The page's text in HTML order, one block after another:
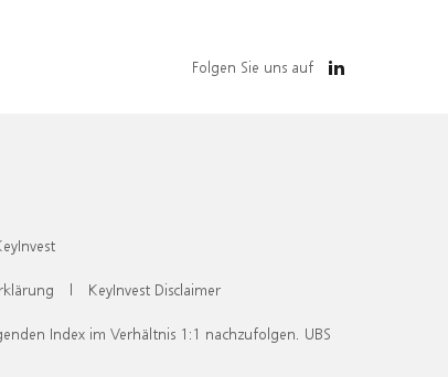
Folgen Sie uns auf
| KeyInvest Disclaimer
Index im Verhältnis 1:1 nachzufolgen. UBS